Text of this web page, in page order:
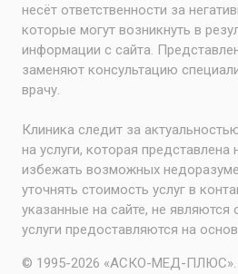
несёт ответственности за
которые могут возникнуть в
информации с сайта.
заменяют консультацию
врачу.
Клиника следит за
на услуги, которая представлена
избежать возможных
уточнять стоимость услуг в
указанные на сайте, не
услуги предоставляются на
© 1995-2026 «АСКО-МЕД-ПЛЮС».